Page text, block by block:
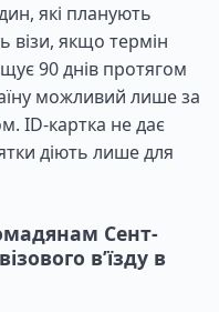
які планують
візи, якщо термін
90 днів протягом
можливий лише за
ID-картка не дає
діють лише для
Сент-
в’їзду в